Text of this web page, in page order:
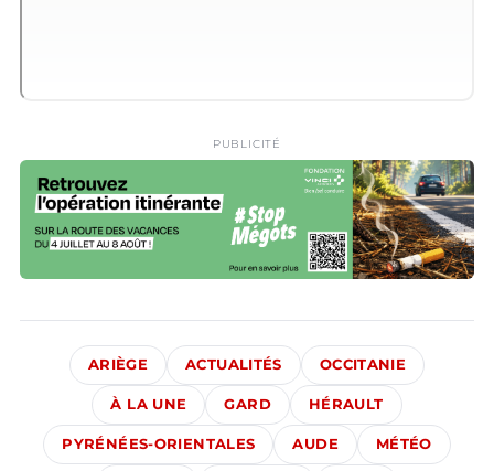
PUBLICITÉ
ARIÈGE ACTUALITÉS OCCITANIE
À LA UNE GARD HÉRAULT
PYRÉNÉES-ORIENTALES AUDE MÉTÉO